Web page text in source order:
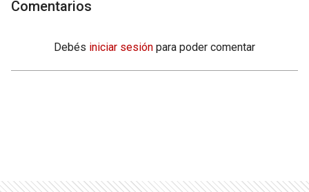
Comentarios
Debés iniciar sesión para poder comentar